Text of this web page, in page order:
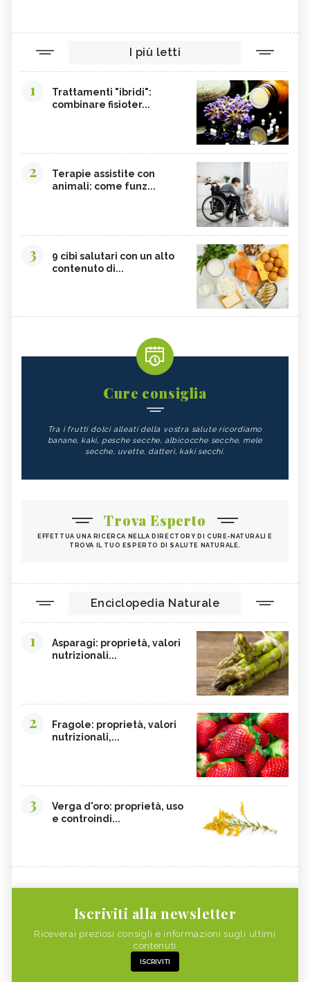
I più letti
1
Trattamenti "ibridi":
combinare fisioter...
2
Terapie assistite con
animali: come funz...
3
9 cibi salutari con un alto
contenuto di...
Cure consiglia
Tra i frutti dolci alleati della vostra salute ricordiamo
banane, kaki, pesche secche, albicocche secche, mele
secche, uvette, datteri, kaki secchi.
Trova Esperto
EFFETTUA UNA RICERCA NELLA DIRECTORY DI CURE-NATURALI E
TROVA IL TUO ESPERTO DI SALUTE NATURALE.
Enciclopedia Naturale
1
Asparagi: proprietà, valori
nutrizionali...
2
Fragole: proprietà, valori
nutrizionali,...
3
Verga d'oro: proprietà, uso
e controindi...
Iscriviti alla newsletter
Riceverai preziosi consigli e informazioni sugli ultimi
contenuti
ISCRIVITI